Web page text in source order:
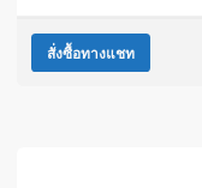
สั่งซื้อทางแชท